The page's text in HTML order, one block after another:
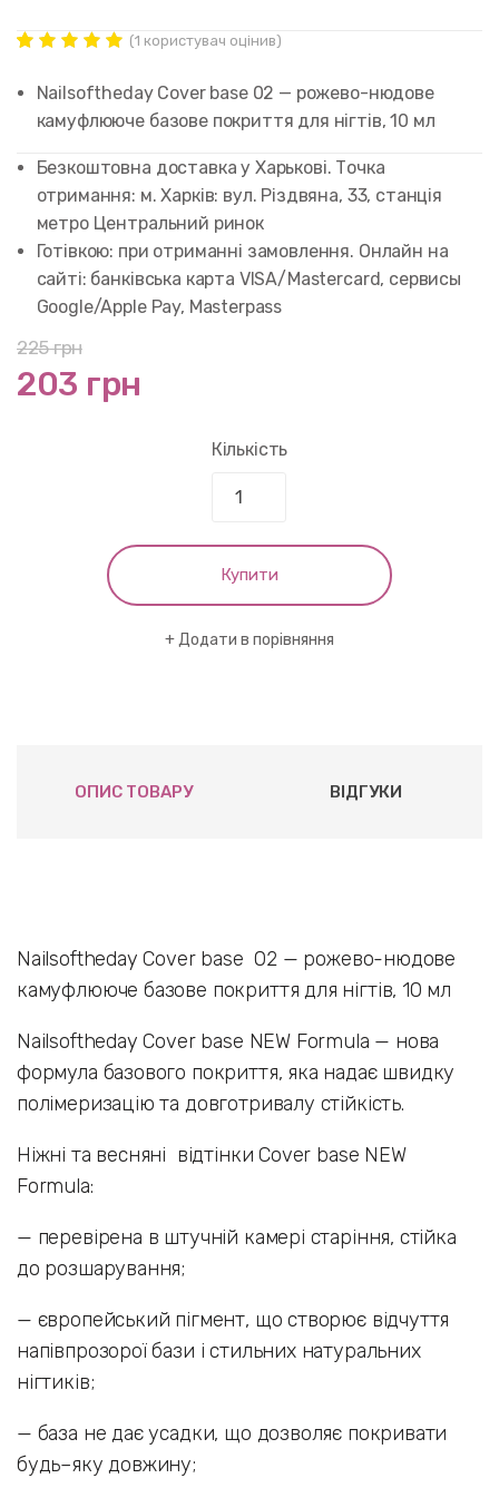
5.00 out of
5 based on
customer
(1 користувач оцінив)
Nailsoftheday Cover base 02 — рожево-нюдове
камуфлююче базове покриття для нігтів, 10 мл
Безкоштовна доставка у Харькові. Точка
отримання: м. Харків: вул. Різдвяна, 33, станція
метро Центральний ринок
Готівкою: при отриманні замовлення. Онлайн на
сайті: банківська карта VISA/Mastercard, сервисы
Google/Apple Pay, Masterpass
225грн
203 грн
Кількість
Купити
Додати в порівняння
ОПИС ТОВАРУ ВІДГУКИ
Nailsoftheday Cover base 02 — рожево-нюдове
камуфлююче базове покриття для нігтів, 10 мл
Nailsoftheday Cover base NEW Formula — нова
формула базового покриття, яка надає швидку
полімеризацію та довготривалу стійкість.
Ніжні та весняні відтінки Cover base NEW
Formula:
— перевірена в штучній камері старіння, стійка
до розшарування;
— європейський пігмент, що створює відчуття
напівпрозорої бази і стильних натуральних
нігтиків;
— база не дає усадки, що дозволяє покривати
будь–яку довжину;